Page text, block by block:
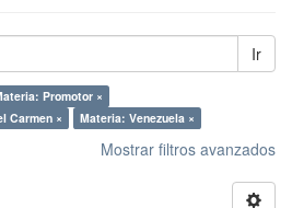
Ir
Promotor ×
Carmen ×
Materia: Venezuela ×
Mostrar filtros avanzados